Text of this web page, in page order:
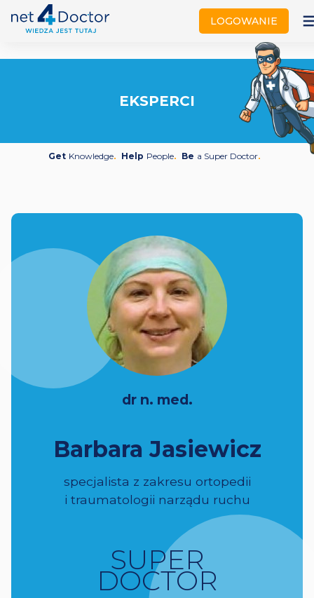
LOGOWANIE
EKSPERCI
Get Knowledge Help People Be a Super Doctor
dr n. med.
Barbara Jasiewicz
specjalista z zakresu ortopedii
i traumatologii narządu ruchu
SUPER
DOCTOR